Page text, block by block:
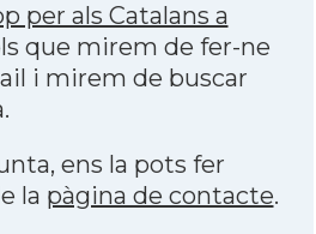
per als Catalans a
que mirem de fer-ne
i mirem de buscar
ens la pots fer
la pàgina de contacte.